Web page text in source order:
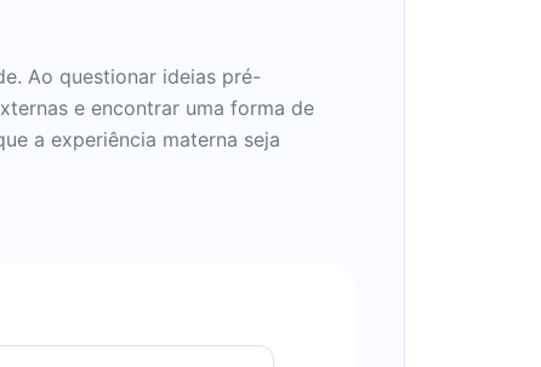
Ao questionar ideias pré-
e encontrar uma forma de
a experiência materna seja